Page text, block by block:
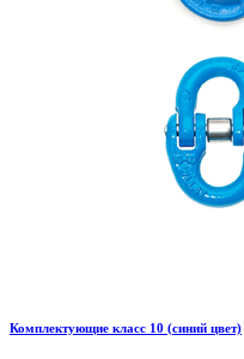
Комплектующие класс 10 (синий цвет)